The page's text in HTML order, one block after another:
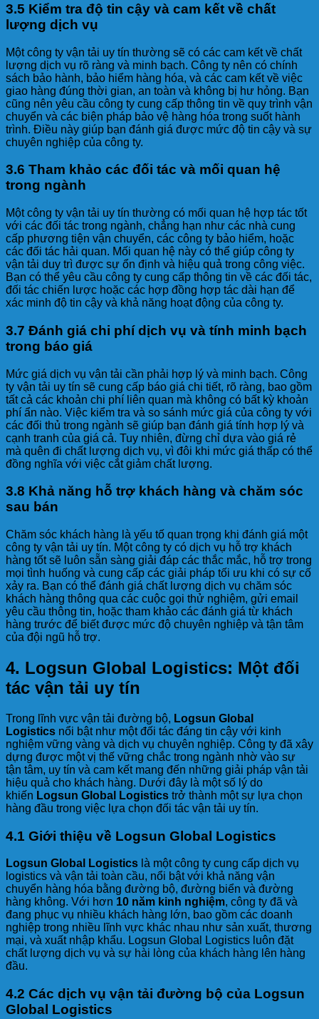
3.5 Kiểm tra độ tin cậy và cam kết về chất
lượng dịch vụ
Một công ty vận tải uy tín thường sẽ có các cam kết về chất
lượng dịch vụ rõ ràng và minh bạch. Công ty nên có chính
sách bảo hành, bảo hiểm hàng hóa, và các cam kết về việc
giao hàng đúng thời gian, an toàn và không bị hư hỏng. Bạn
cũng nên yêu cầu công ty cung cấp thông tin về quy trình vận
chuyển và các biện pháp bảo vệ hàng hóa trong suốt hành
trình. Điều này giúp bạn đánh giá được mức độ tin cậy và sự
chuyên nghiệp của công ty.
3.6 Tham khảo các đối tác và mối quan hệ
trong ngành
Một công ty vận tải uy tín thường có mối quan hệ hợp tác tốt
với các đối tác trong ngành, chẳng hạn như các nhà cung
cấp phương tiện vận chuyển, các công ty bảo hiểm, hoặc
các đối tác hải quan. Mối quan hệ này có thể giúp công ty
vận tải duy trì được sự ổn định và hiệu quả trong công việc.
Bạn có thể yêu cầu công ty cung cấp thông tin về các đối tác,
đối tác chiến lược hoặc các hợp đồng hợp tác dài hạn để
xác minh độ tin cậy và khả năng hoạt động của công ty.
3.7 Đánh giá chi phí dịch vụ và tính minh bạch
trong báo giá
Mức giá dịch vụ vận tải cần phải hợp lý và minh bạch. Công
ty vận tải uy tín sẽ cung cấp báo giá chi tiết, rõ ràng, bao gồm
tất cả các khoản chi phí liên quan mà không có bất kỳ khoản
phí ẩn nào. Việc kiểm tra và so sánh mức giá của công ty với
các đối thủ trong ngành sẽ giúp bạn đánh giá tính hợp lý và
cạnh tranh của giá cả. Tuy nhiên, đừng chỉ dựa vào giá rẻ
mà quên đi chất lượng dịch vụ, vì đôi khi mức giá thấp có thể
đồng nghĩa với việc cắt giảm chất lượng.
3.8 Khả năng hỗ trợ khách hàng và chăm sóc
sau bán
Chăm sóc khách hàng là yếu tố quan trọng khi đánh giá một
công ty vận tải uy tín. Một công ty có dịch vụ hỗ trợ khách
hàng tốt sẽ luôn sẵn sàng giải đáp các thắc mắc, hỗ trợ trong
mọi tình huống và cung cấp các giải pháp tối ưu khi có sự cố
xảy ra. Bạn có thể đánh giá chất lượng dịch vụ chăm sóc
khách hàng thông qua các cuộc gọi thử nghiệm, gửi email
yêu cầu thông tin, hoặc tham khảo các đánh giá từ khách
hàng trước để biết được mức độ chuyên nghiệp và tận tâm
của đội ngũ hỗ trợ.
4. Logsun Global Logistics: Một đối
tác vận tải uy tín
Trong lĩnh vực vận tải đường bộ, Logsun Global
Logistics nổi bật như một đối tác đáng tin cậy với kinh
nghiệm vững vàng và dịch vụ chuyên nghiệp. Công ty đã xây
dựng được một vị thế vững chắc trong ngành nhờ vào sự
tận tâm, uy tín và cam kết mang đến những giải pháp vận tải
hiệu quả cho khách hàng. Dưới đây là một số lý do
khiến Logsun Global Logistics trở thành một sự lựa chọn
hàng đầu trong việc lựa chọn đối tác vận tải uy tín.
4.1 Giới thiệu về Logsun Global Logistics
Logsun Global Logistics là một công ty cung cấp dịch vụ
logistics và vận tải toàn cầu, nổi bật với khả năng vận
chuyển hàng hóa bằng đường bộ, đường biển và đường
hàng không. Với hơn 10 năm kinh nghiệm, công ty đã và
đang phục vụ nhiều khách hàng lớn, bao gồm các doanh
nghiệp trong nhiều lĩnh vực khác nhau như sản xuất, thương
mại, và xuất nhập khẩu. Logsun Global Logistics luôn đặt
chất lượng dịch vụ và sự hài lòng của khách hàng lên hàng
đầu.
4.2 Các dịch vụ vận tải đường bộ của Logsun
Global Logistics